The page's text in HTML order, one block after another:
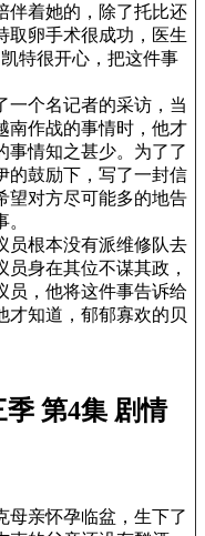
伴着她的，除了托比还
取卵手术很成功，医生
特很开心，把这件事
个名记者的采访，当
南作战的事情时，他才
事情知之甚少。为了了
的鼓励下，写了一封信
望对方尽可能多的地告
根本没有派维修队去
身在其位不谋其政，
员，他将这件事告诉给
才知道，郁郁寡欢的贝
第4集 剧情
母亲怀孕临盆，生下了